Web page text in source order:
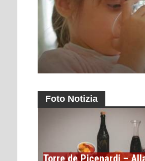
Foto Notizia
Torre de Picenardi –